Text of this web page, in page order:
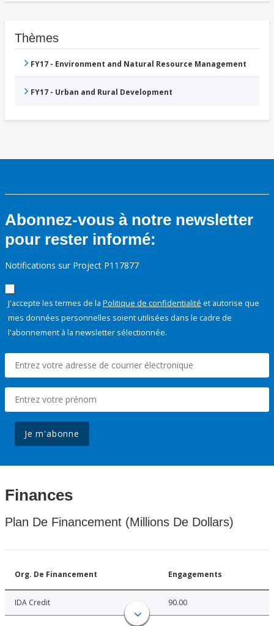
Thèmes
FY17 - Environment and Natural Resource Management
FY17 - Urban and Rural Development
Abonnez-vous à notre newsletter
pour rester informé:
Notifications sur Project P117877
J'accepte les termes de la Politique de confidentialité et autorise que
mes données personnelles soient utilisées dans le cadre de
l'abonnement à la newsletter sélectionnée.
Je m'abonne
Finances
Plan De Financement (Millions De Dollars)
Org. De Financement Engagements
IDA Credit 90.00